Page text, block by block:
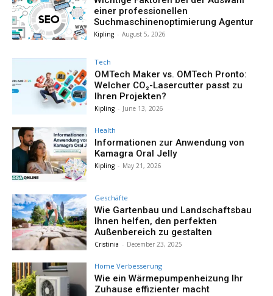
einer professionellen
Suchmaschinenoptimierung Agentur
Kipling - August 5, 2026
Tech
OMTech Maker vs. OMTech Pronto:
Welcher CO₂-Lasercutter passt zu
Ihren Projekten?
Kipling - June 13, 2026
Health
Informationen zur Anwendung von
Kamagra Oral Jelly
Kipling - May 21, 2026
Geschäfte
Wie Gartenbau und Landschaftsbau
Ihnen helfen, den perfekten
Außenbereich zu gestalten
Cristinia - December 23, 2025
Home Verbesserung
Wie ein Wärmepumpenheizung Ihr
Zuhause effizienter macht